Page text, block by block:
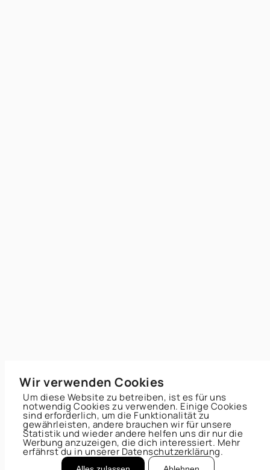
Wir verwenden Cookies
Um diese Website zu betreiben, ist es für uns
notwendig Cookies zu verwenden. Einige Cookies
sind erforderlich, um die Funktionalität zu
gewährleisten, andere brauchen wir für unsere
Statistik und wieder andere helfen uns dir nur die
Werbung anzuzeigen, die dich interessiert. Mehr
erfährst du in unserer Datenschutzerklärung.